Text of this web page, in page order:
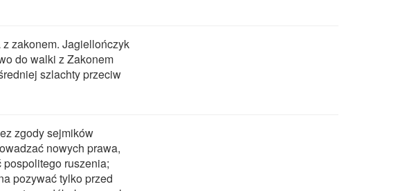
zakonem. Jagiellończyk
do walki z Zakonem
szlachty przeciw
zgody sejmików
nowych prawa,
ruszenia;
pozywać tylko przed